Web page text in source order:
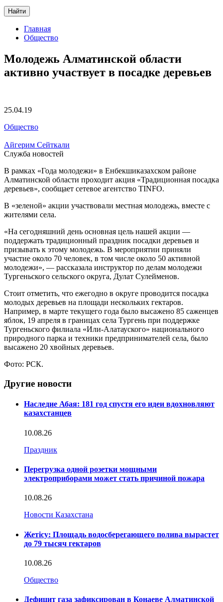
Найти
Главная
Общество
Молодежь Алматинской области
активно участвует в посадке деревьев
25.04.19
Общество
Айгерим Сейткали
Служба новостей
В рамках «Года молодежи» в Енбекшиказахском районе
Алматинской области проходит акция «Традиционная посадка
деревьев», сообщает сетевое агентство TINFO.
В «зеленой» акции участвовали местная молодежь, вместе с
жителями села.
«На сегодняшний день основная цель нашей акции —
поддержать традиционный праздник посадки деревьев и
призывать к этому молодежь. В мероприятии приняли
участие около 70 человек, в том числе около 50 активной
молодежи», — рассказала инструктор по делам молодежи
Тургеньского сельского округа, Дулат Сулейменов.
Стоит отметить, что ежегодно в округе проводится посадка
молодых деревьев на площади нескольких гектаров.
Например, в марте текущего года было высажено 85 саженцев
яблок, 19 апреля в границах села Тургень при поддержке
Тургеньского филиала «Или-Алатауского» национального
природного парка и техники предпринимателей села, было
высажено 20 хвойных деревьев.
Фото: РСК.
Другие новости
Наследие Абая: 181 год спустя его идеи вдохновляют
казахстанцев
10.08.26
Праздник
Перегрузка одной розетки мощными
электроприборами может стать причиной пожара
10.08.26
Новости Казахстана
Жетісу: Площадь водосберегающего полива вырастет
до 79 тысяч гектаров
10.08.26
Общество
Дефицит газа зафиксирован в Конаеве Алматинской